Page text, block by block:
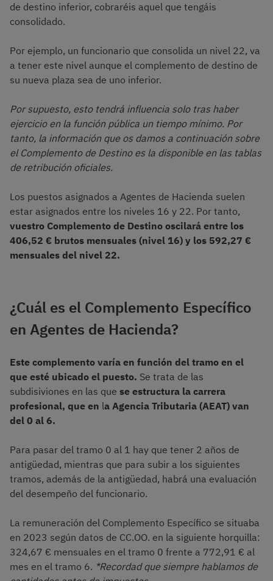
de destino inferior, cobraréis aquel que tengáis
consolidado.
Por ejemplo, un funcionario que consolida un nivel 22, va
a tener este nivel aunque el complemento de destino de
su nueva plaza sea de uno inferior.
Por supuesto, esto tendrá influencia solo tras haber
ejercicio en la función pública un tiempo mínimo. Por
tanto, la información que os damos a continuación sobre
el Complemento de Destino es la disponible en las tablas
de retribución oficiales.
Los puestos asignados a Agentes de Hacienda suelen
estar asignados entre los niveles 16 y 22. Por tanto,
vuestro Complemento de Destino oscilará entre los
406,52 € brutos mensuales (nivel 16) y los 592,27 €
mensuales del nivel 22.
¿Cuál es el Complemento Específico
en Agentes de Hacienda?
Este complemento varía en función del tramo en el
que esté ubicado el puesto. Se trata de las
subdisiviones en las que se estructura la carrera
profesional, que en la Agencia Tributaria (AEAT) van
del 0 al 6.
Para pasar del tramo 0 al 1 hay que tener 2 años de
antigüedad, mientras que para subir a los siguientes
tramos, además de la antigüedad, habrá una evaluación
del desempeño del funcionario.
La remuneración del Complemento Específico se situaba
en 2023 según datos de CC.OO. en la siguiente horquilla:
324,67 € mensuales en el tramo 0 frente a 772,91 € al
mes en el tramo 6. *Recordad que siempre hablamos de